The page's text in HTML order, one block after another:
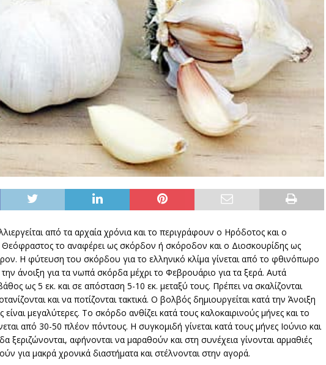
από τα αρχαία χρόνια και το περιγράφουν ο Ηρόδοτος και ο
το αναφέρει ως σκόρδον ή σκόροδον και ο Διοσκουρίδης ως
Η φύτευση του σκόρδου για το ελληνικό κλίμα γίνεται από το φθινόπωρο
άνοιξη για τα νωπά σκόρδα μέχρι το Φεβρουάριο για τα ξερά. Αυτά
ως 5 εκ. και σε απόσταση 5-10 εκ. μεταξύ τους. Πρέπει να σκαλίζονται
και να ποτίζονται τακτικά. Ο βολβός δημιουργείται κατά την Άνοιξη
είναι μεγαλύτερες. Το σκόρδο ανθίζει κατά τους καλοκαιρινούς μήνες και το
από 30-50 πλέον πόντους. Η συγκομιδή γίνεται κατά τους μήνες Ιούνιο και
ξεριζώνονται, αφήνονται να μαραθούν και στη συνέχεια γίνονται αρμαθιές
για μακρά χρονικά διαστήματα και στέλνονται στην αγορά.